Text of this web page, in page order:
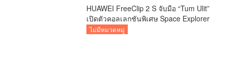
HUAWEI FreeClip 2 S จับมือ “Tum Ulit”
เปิดตัวคอลเลกชันพิเศษ Space Explorer
ถ่ายทอดศิลปะบนเคสหูฟัง
ไม่มีหมวดหมู่